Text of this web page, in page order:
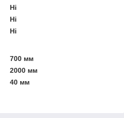
Ні
Ні
Ні
700 мм
2000 мм
40 мм